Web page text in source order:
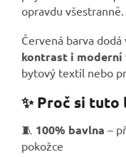
opravdu všestranně.
Červená barva
kontrast i moderní
bytový textil nebo
✨ Proč si
🧵 100% bavlna –
pokožce